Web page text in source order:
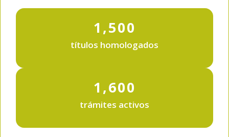
títulos homologados
1,500
trámites activos
1,600